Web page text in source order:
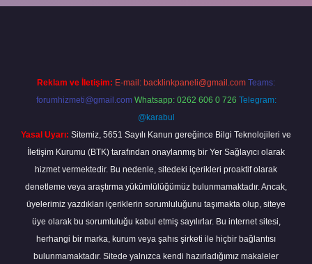
Reklam ve İletişim: E-mail: backlinkpaneli@gmail.com Teams:
forumhizmeti@gmail.com Whatsapp: 0262 606 0 726 Telegram:
@karabul
Yasal Uyarı: Sitemiz, 5651 Sayılı Kanun gereğince Bilgi Teknolojileri ve
İletişim Kurumu (BTK) tarafından onaylanmış bir Yer Sağlayıcı olarak
hizmet vermektedir. Bu nedenle, sitedeki içerikleri proaktif olarak
denetleme veya araştırma yükümlülüğümüz bulunmamaktadır. Ancak,
üyelerimiz yazdıkları içeriklerin sorumluluğunu taşımakta olup, siteye
üye olarak bu sorumluluğu kabul etmiş sayılırlar. Bu internet sitesi,
herhangi bir marka, kurum veya şahıs şirketi ile hiçbir bağlantısı
bulunmamaktadır. Sitede yalnızca kendi hazırladığımız makaleler